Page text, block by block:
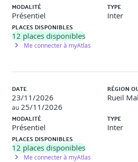
MODALITÉ
Présentiel
TYPE
Inter
PLACES DISPONIBLES
12 places disponibles
Me connecter à myAtlas
DATE
23/11/2026
au 25/11/2026
RÉGION
Rueil
MODALITÉ
Présentiel
TYPE
Inter
PLACES DISPONIBLES
12 places disponibles
Me connecter à myAtlas